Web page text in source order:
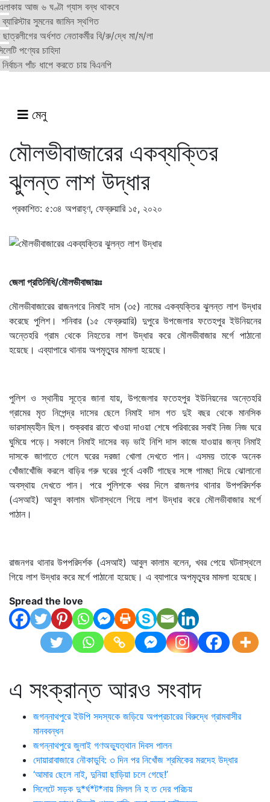
আজ ৬ ঘণ্টা গ্যাস বন্ধ থাকবে
সুমনের জামিন স্থগিত
ছাত্রলীগের অর্ধশত নেতাকর্মীর বি/রু/দ্ধে মা/ম/লা
পণ্যের চাহিদা
পাঁচ ধাপে করতে চায় বিএনপি
মেনু
মৌলভীবাজারের একব্যক্তির
ঝুলন্ত লাশ উদ্ধার
প্রকাশিত: ৫:৩৪ অপরাহ্ণ, ফেব্রুয়ারি ১৫, ২০২০
জেলা প্রতিনিধি/মৌলভীবাজারঃঃ
মৌলভীবাজারের রাজনগরে নিমাই দাস (৩৫) নামের একব্যক্তির ঝুলন্ত লাশ উদ্ধার
করেছে পুলিশ। শনিবার (১৫ ফেব্রুয়ারি) দুপুরে উপজেলার ফতেহপুর ইউনিয়নের
অন্তেহরি গ্রাম থেকে নিহতের লাশ উদ্ধার করে মৌলভীবাজার মর্গে পাঠানো
হয়েছে। এব্যাপারে থানায় অপমৃত্যুর মামলা হয়েছে।
পুলিশ ও স্থানীয় সূত্রে জানা যায়, উপজেলার ফতেহপুর ইউনিয়নের অন্তেহরি
গ্রামের মৃত নিপেন্দ্র দাসের ছেলে নিমাই দাস গত দুই বছর থেকে মানসিক
ভারসাম্যহীন ছিল। শুক্রবার রাতে খাওয়া দাওয়া শেষে পরিবারের সবাই নিজ নিজ ঘরে
ঘুমিয়ে পড়ে। সকালে নিমাই দাসের বড় ভাই নিশি দাস কাজে যাওয়ার জন্য নিমাই
দাসকে জাগাতে গেলে ঘরের দরজা খোলা দেখতে পান। এসময় তাকে অনেক
খোঁজাখোঁজি করলে বাড়ির গরু ঘরের পূর্বে একটি গাছের সঙ্গে গামছা দিয়ে ঝোলানো
অবস্থায় দেখতে পান। পরে পুলিশকে খবর দিলে রাজনগর থানার উপপরিদর্শক
(এসআই) আবুল কালাম ঘটনাস্থলে গিয়ে লাশ উদ্ধার করে মৌলভীবাজার মর্গে
পাঠান।
রাজনগর থানার উপপরিদর্শক (এসআই) আবুল কালাম বলেন, খবর পেয়ে ঘটনাস্থলে
গিয়ে লাশ উদ্ধার করে মর্গে পাঠানো হয়েছে। এ ব্যাপারে অপমৃত্যুর মামলা হয়েছে।
Spread the love
এ সংক্রান্ত আরও সংবাদ
জগন্নাথপুরে ইউপি সদস্যকে জড়িয়ে অপপ্রচারের বিরুদ্ধে গ্রামবাসীর
মানববন্ধন
জগন্নাথপুরে জুলাই গণঅভ্যুত্থান দিবস পালন
দোয়ারাবাজারে নৌকাডুবি: ৩ দিন পর নিখোঁজ শ্রমিকের মরদেহ উদ্ধার
‘আমার ছেলে নাই, দুনিয়া ছাড়িয়া চলে গেছে!’
সিলেটে সড়ক দু*র্ঘ*ট*নায় মিলল নি হ ত দের পরিচয়